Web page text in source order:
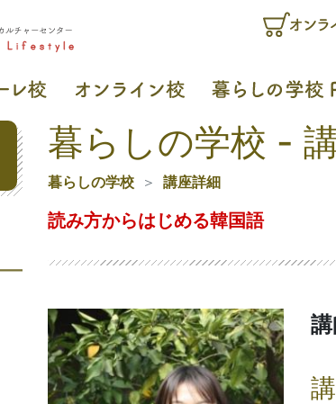
暮らしの学校 -
暮らしの学校 講座詳細
読み方からはじめる韓国語